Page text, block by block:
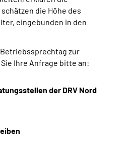
die Höhe des
eingebunden in den
zur
Ihre Anfrage bitte an:
der DRV Nord